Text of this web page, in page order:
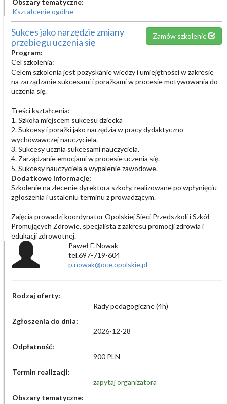
Kształcenie ogólne
Sukces jako narzędzie zmiany
przebiegu uczenia się
Zamów szkolenie
Program:
Cel szkolenia:
Celem szkolenia jest pozyskanie wiedzy i umiejętności w zakresie
na zarządzanie sukcesami i porażkami w procesie motywowania do
uczenia się.
Treści kształcenia:
1. Szkoła miejscem sukcesu dziecka
2. Sukcesy i porażki jako narzędzia w pracy dydaktyczno-
wychowawczej nauczyciela.
3. Sukcesy ucznia sukcesami nauczyciela.
4. Zarządzanie emocjami w procesie uczenia się.
5. Sukcesy nauczyciela a wypalenie zawodowe.
Dodatkowe informacje:
Szkolenie na zlecenie dyrektora szkoły, realizowane po wpłynięciu
zgłoszenia i ustaleniu terminu z prowadzącym.
Zajęcia prowadzi koordynator Opolskiej Sieci Przedszkoli i Szkół
Promujących Zdrowie, specjalista z zakresu promocji zdrowia i
edukacji zdrowotnej.
Paweł F. Nowak
tel.697-719-604
p.nowak@oce.opolskie.pl
Rodzaj oferty:
Rady pedagogiczne (4h)
Zgłoszenia do dnia:
2026-12-28
Odpłatność:
900 PLN
Termin realizacji:
zapytaj organizatora
Obszary tematyczne: